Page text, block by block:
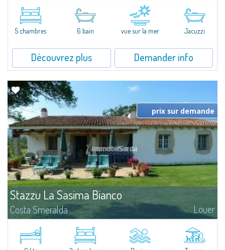
Deux villas de prestige, mitoyennes, pour une superficie totale d'environ
500 m2, à louer (également séparément), situées sur la fameuse colline
résidentielle de Pantogia, près du Golfe du Pevero, l'un des lieux...
5 chambres 6 bain vue sur la mer Jacuzzi
Découvrez plus Demander info
Stazzu La Sasima Bianco
Costa Smeralda Louer
récente, pleine de charme, située aux pieds de San Pantaleo.Stazzu Bianco
est composé d'un grand séjour avec cheminée, coin repas...
prix sur demande